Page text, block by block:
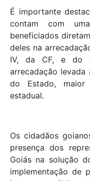
É importante
contam com
beneficiados
deles na
IV, da CF, e do
arrecadação levada
do Estado,
estadual.
Os cidadãos
presença dos
Goiás na solução
implementação de